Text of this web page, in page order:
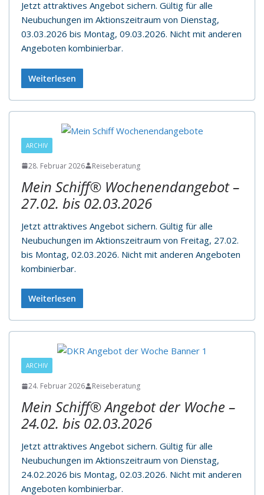
Jetzt attraktives Angebot sichern. Gültig für alle
Neubuchungen im Aktionszeitraum von Dienstag,
03.03.2026 bis Montag, 09.03.2026. Nicht mit anderen
Angeboten kombinierbar.
Weiterlesen
ARCHIV
28. Februar 2026 Reiseberatung
Mein Schiff® Wochenendangebot –
27.02. bis 02.03.2026
Jetzt attraktives Angebot sichern. Gültig für alle
Neubuchungen im Aktionszeitraum von Freitag, 27.02.
bis Montag, 02.03.2026. Nicht mit anderen Angeboten
kombinierbar.
Weiterlesen
ARCHIV
24. Februar 2026 Reiseberatung
Mein Schiff® Angebot der Woche –
24.02. bis 02.03.2026
Jetzt attraktives Angebot sichern. Gültig für alle
Neubuchungen im Aktionszeitraum von Dienstag,
24.02.2026 bis Montag, 02.03.2026. Nicht mit anderen
Angeboten kombinierbar.